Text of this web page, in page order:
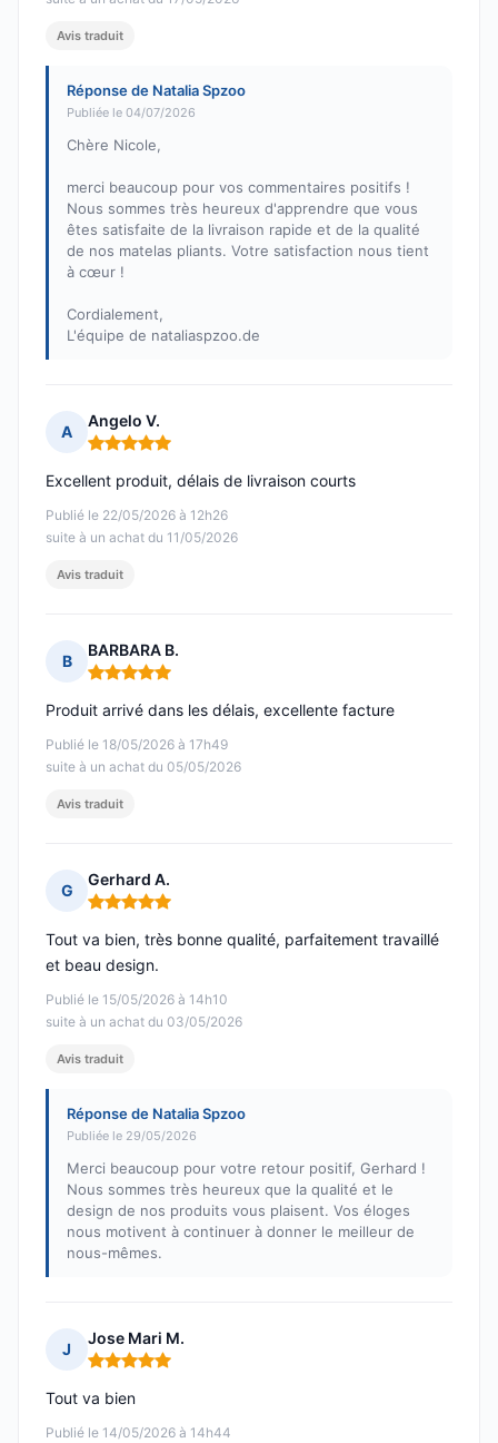
Avis traduit
Réponse de Natalia Spzoo
Publiée le 04/07/2026
Chère Nicole,
merci beaucoup pour vos commentaires positifs !
Nous sommes très heureux d'apprendre que vous
êtes satisfaite de la livraison rapide et de la qualité
de nos matelas pliants. Votre satisfaction nous tient
à cœur !
Cordialement,
L'équipe de nataliaspzoo.de
A
Angelo V.
Note : 5 sur 5
Publié le 22/05/2026 à 12h26
suite à un achat du 11/05/2026
Excellent produit, délais de livraison courts
Avis traduit
B
BARBARA B.
Note : 5 sur 5
Publié le 18/05/2026 à 17h49
suite à un achat du 05/05/2026
Produit arrivé dans les délais, excellente facture
Avis traduit
G
Gerhard A.
Note : 5 sur 5
Publié le 15/05/2026 à 14h10
suite à un achat du 03/05/2026
Tout va bien, très bonne qualité, parfaitement travaillé
et beau design.
Avis traduit
Réponse de Natalia Spzoo
Publiée le 29/05/2026
Merci beaucoup pour votre retour positif, Gerhard !
Nous sommes très heureux que la qualité et le
design de nos produits vous plaisent. Vos éloges
nous motivent à continuer à donner le meilleur de
nous-mêmes.
J
Jose Mari M.
Note : 5 sur 5
Publié le 14/05/2026 à 14h44
Tout va bien